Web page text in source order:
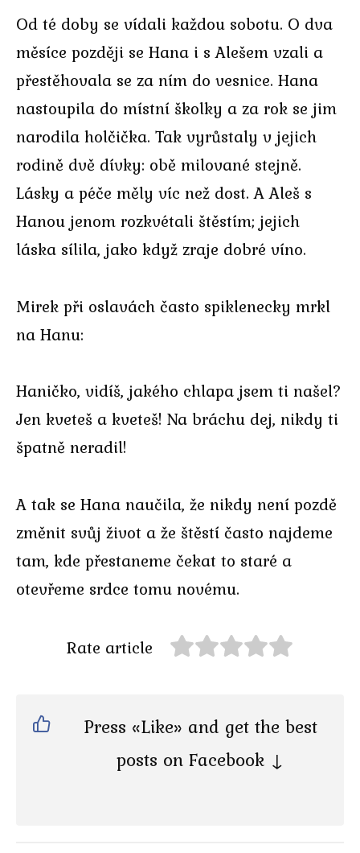
Od té doby se vídali každou sobotu. O dva
měsíce později se Hana i s Alešem vzali a
přestěhovala se za ním do vesnice. Hana
nastoupila do místní školky a za rok se jim
narodila holčička. Tak vyrůstaly v jejich
rodině dvě dívky: obě milované stejně.
Lásky a péče měly víc než dost. A Aleš s
Hanou jenom rozkvétali štěstím; jejich
láska sílila, jako když zraje dobré víno.
Mirek při oslavách často spiklenecky mrkl
na Hanu:
Haničko, vidíš, jakého chlapa jsem ti našel?
Jen kveteš a kveteš! Na bráchu dej, nikdy ti
špatně neradil!
A tak se Hana naučila, že nikdy není pozdě
změnit svůj život a že štěstí často najdeme
tam, kde přestaneme čekat to staré a
otevřeme srdce tomu novému.
Rate article
Press «Like» and get the best
posts on Facebook ↓